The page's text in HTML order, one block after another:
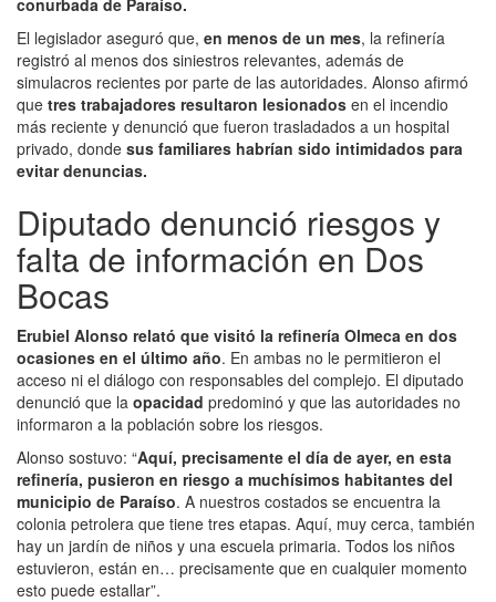
El legislador aseguró que, en menos de un mes, la refinería
registró al menos dos siniestros relevantes, además de
simulacros recientes por parte de las autoridades. Alonso afirmó
que tres trabajadores resultaron lesionados en el incendio
más reciente y denunció que fueron trasladados a un hospital
privado, donde sus familiares habrían sido intimidados para
evitar denuncias.
Diputado denunció riesgos y
falta de información en Dos
Bocas
Erubiel Alonso relató que visitó la refinería Olmeca en dos
ocasiones en el último año. En ambas no le permitieron el
acceso ni el diálogo con responsables del complejo. El diputado
denunció que la opacidad predominó y que las autoridades no
informaron a la población sobre los riesgos.
Alonso sostuvo: “Aquí, precisamente el día de ayer, en esta
refinería, pusieron en riesgo a muchísimos habitantes del
municipio de Paraíso. A nuestros costados se encuentra la
colonia petrolera que tiene tres etapas. Aquí, muy cerca, también
hay un jardín de niños y una escuela primaria. Todos los niños
estuvieron, están en… precisamente que en cualquier momento
esto puede estallar”.